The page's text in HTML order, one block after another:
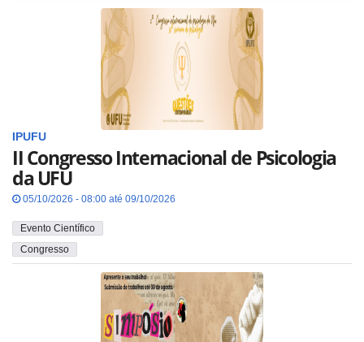
IPUFU
II Congresso Internacional de Psicologia
da UFU
05/10/2026 - 08:00 até 09/10/2026
Evento Científico
Congresso